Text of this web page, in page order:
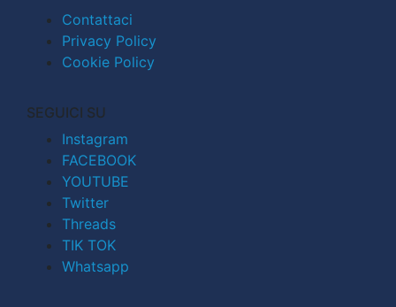
Contattaci
Privacy Policy
Cookie Policy
SEGUICI SU
Instagram
FACEBOOK
YOUTUBE
Twitter
Threads
TIK TOK
Whatsapp